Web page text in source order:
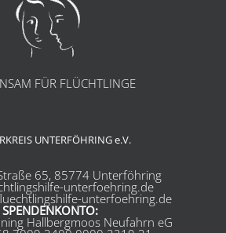
FÜR FLÜCHTLINGE
UNTERFÖHRING e.V.
65, 85774 Unterföhring
unterfoehring.de
unterfoehring.de
SPENDENKONTO:
Hallbergmoos Neufahrn eG